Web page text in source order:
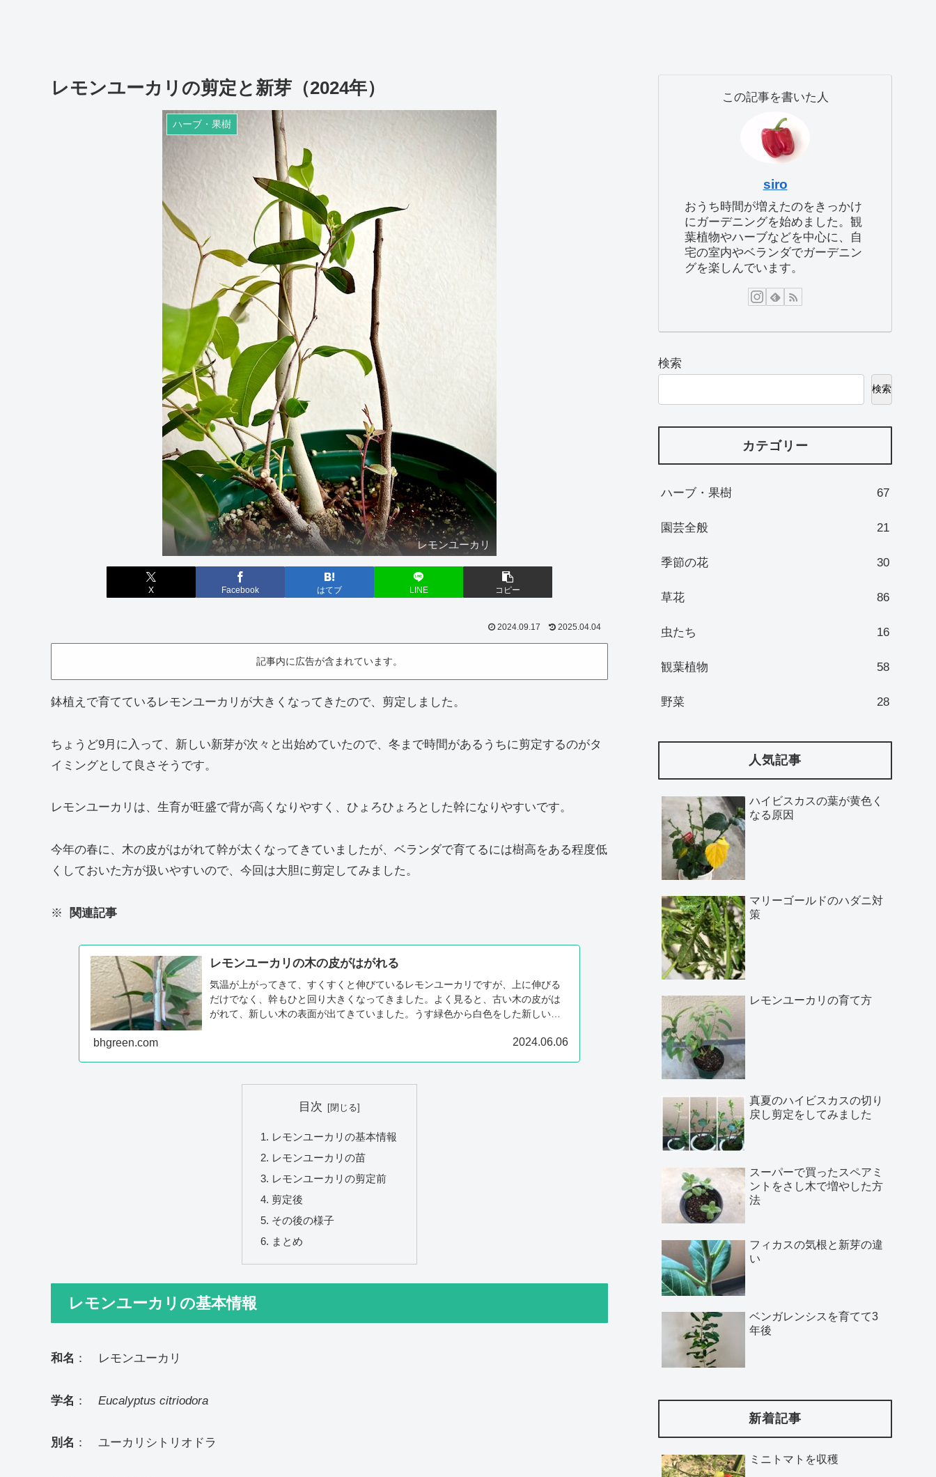
レモンユーカリの剪定と新芽（2024年）
ハーブ・果樹
レモンユーカリ
X Facebook はてブ LINE コピー
2024.09.17 2025.04.04
記事内に広告が含まれています。
鉢植えで育てているレモンユーカリが大きくなってきたので、剪定しました。
ちょうど9月に入って、新しい新芽が次々と出始めていたので、冬まで時間があるうちに剪定するのがタ
イミングとして良さそうです。
レモンユーカリは、生育が旺盛で背が高くなりやすく、ひょろひょろとした幹になりやすいです。
今年の春に、木の皮がはがれて幹が太くなってきていましたが、ベランダで育てるには樹高をある程度低
くしておいた方が扱いやすいので、今回は大胆に剪定してみました。
※ 関連記事
レモンユーカリの木の皮がはがれる
気温が上がってきて、すくすくと伸びているレモンユーカリですが、上に伸びる
だけでなく、幹もひと回り大きくなってきました。よく見ると、古い木の皮がは
がれて、新しい木の表面が出てきていました。うす緑色から白色をした新しい木
bhgreen.com 2024.06.06
目次
レモンユーカリの基本情報
レモンユーカリの苗
レモンユーカリの剪定前
剪定後
その後の様子
まとめ
レモンユーカリの基本情報
和名 ： レモンユーカリ
学名 ： Eucalyptus citriodora
別名 ： ユーカリシトリオドラ
この記事を書いた人
siro
おうち時間が増えたのをきっかけ
にガーデニングを始めました。観
葉植物やハーブなどを中心に、自
宅の室内やベランダでガーデニン
グを楽しんでいます。
検索
検索
カテゴリー
ハーブ・果樹 67
園芸全般 21
季節の花 30
草花 86
虫たち 16
観葉植物 58
野菜 28
人気記事
ハイビスカスの葉が黄色く
なる原因
マリーゴールドのハダニ対
策
レモンユーカリの育て方
真夏のハイビスカスの切り
戻し剪定をしてみました
スーパーで買ったスペアミ
ントをさし木で増やした方
法
フィカスの気根と新芽の違
い
ベンガレンシスを育てて3
年後
新着記事
ミニトマトを収穫